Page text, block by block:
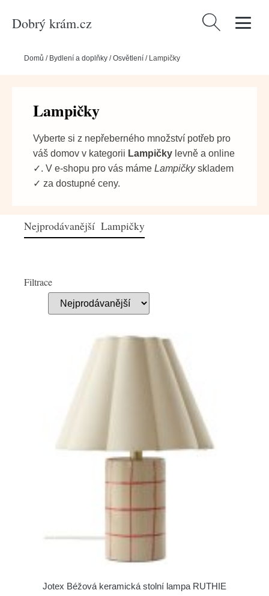
Dobrý krám.cz Vyhledávání
Domů / Bydlení a doplňky /Osvětlení / Lampičky
Lampičky
Vyberte si z nepřeberného množství potřeb pro
váš domov v kategorii Lampičky levně a online
✓. V e-shopu pro vás máme Lampičkyskladem
✓ za dostupné ceny.
Nejprodávanější Lampičky
Filtrace
Jotex Béžová keramická stolní lampa RUTHIE